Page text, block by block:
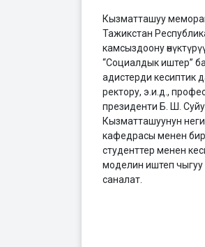
Кызматташуу
Тажикстан
камсыздоону
“Социалдык иштер”
адистерди кесиптик
ректору, э.и.д.,
президенти Б. Ш.
Кызматташуунун
кафедрасы менен
студенттер менен
моделин иштеп
саналат.